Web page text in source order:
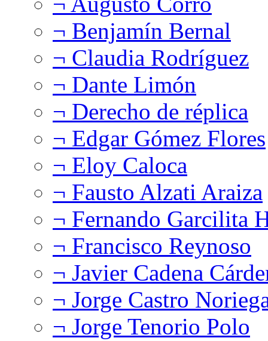
¬ Benjamín Bernal
¬ Claudia Rodríguez
¬ Dante Limón
¬ Derecho de réplica
¬ Edgar Gómez Flores
¬ Eloy Caloca
¬ Fausto Alzati Araiza
¬ Fernando Garcilita
¬ Francisco Reynoso
¬ Javier Cadena
¬ Jorge Castro
¬ Jorge Tenorio Polo